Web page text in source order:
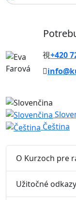
+420
Čeština
O Kurzoch pre
Užitočné odkazy